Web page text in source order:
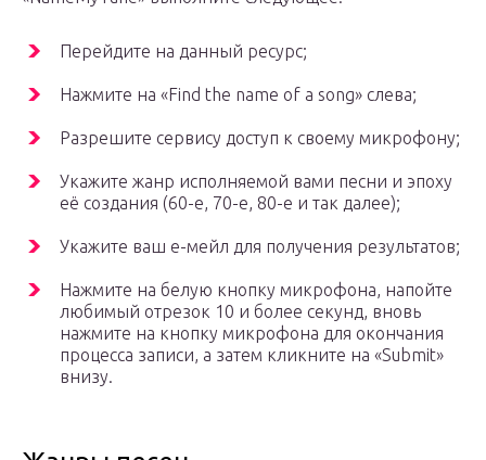
Перейдите на данный ресурс;
Нажмите на «Find the name of a song» слева;
Разрешите сервису доступ к своему микрофону;
Укажите жанр исполняемой вами песни и эпоху
её создания (60-e, 70-е, 80-е и так далее);
Укажите ваш е-мейл для получения результатов;
Нажмите на белую кнопку микрофона, напойте
любимый отрезок 10 и более секунд, вновь
нажмите на кнопку микрофона для окончания
процесса записи, а затем кликните на «Submit»
внизу.